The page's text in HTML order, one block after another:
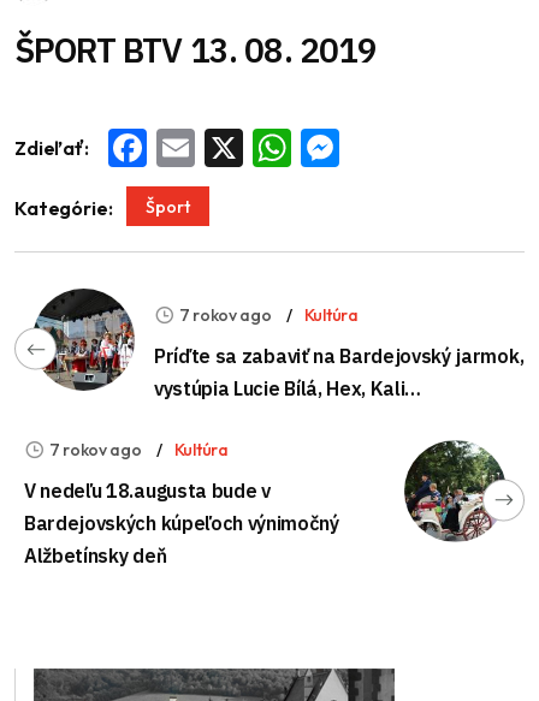
ŠPORT BTV 13. 08. 2019
Zdieľať: Facebook
Email WhatsApp
Kategórie: Šport
7 rokov ago Kultúra
Príďte sa zabaviť na Bardejovský jarmok,
vystúpia Lucie Bílá, Hex, Kali…
7 rokov ago Kultúra
V nedeľu 18.augusta bude v
Bardejovských kúpeľoch výnimočný
Alžbetínsky deň